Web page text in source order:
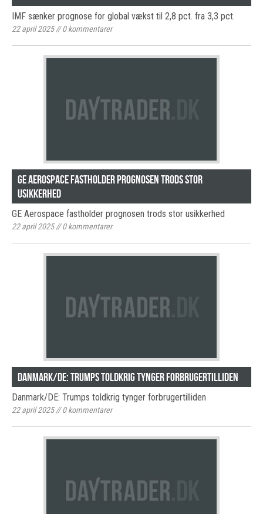
IMF sænker prognose for global vækst til 2,8 pct. fra 3,3 pct.
22 april 2025//0kommentarer
GE Aerospace fastholder prognosen trods stor
usikkerhed
GE Aerospace fastholder prognosen trods stor usikkerhed
22 april 2025//0kommentarer
Danmark/DE: Trumps toldkrig tynger forbrugertilliden
Danmark/DE: Trumps toldkrig tynger forbrugertilliden
22 april 2025//0kommentarer